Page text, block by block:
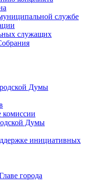
службе
служащих
Думы
комиссии
Думы
инициативных
города